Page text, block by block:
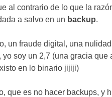
al contrario de lo que la
a salvo en un backup.
, un fraude digital , una
,yo soy un 2,7 (una gracia que
en lo binario jijiji)
,que es no hacer backups,y